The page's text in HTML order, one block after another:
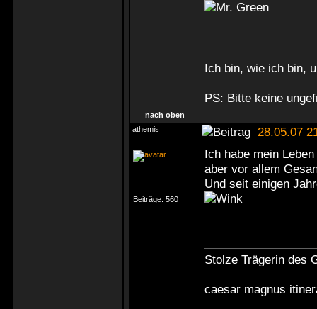
Ich bin, wie ich bin,
PS: Bitte keine
nach oben
athemis
28.05.07
Beiträge: 560
Ich habe mein
aber vor allem
Und seit einigen
Stolze Trägerin des
caesar magnus